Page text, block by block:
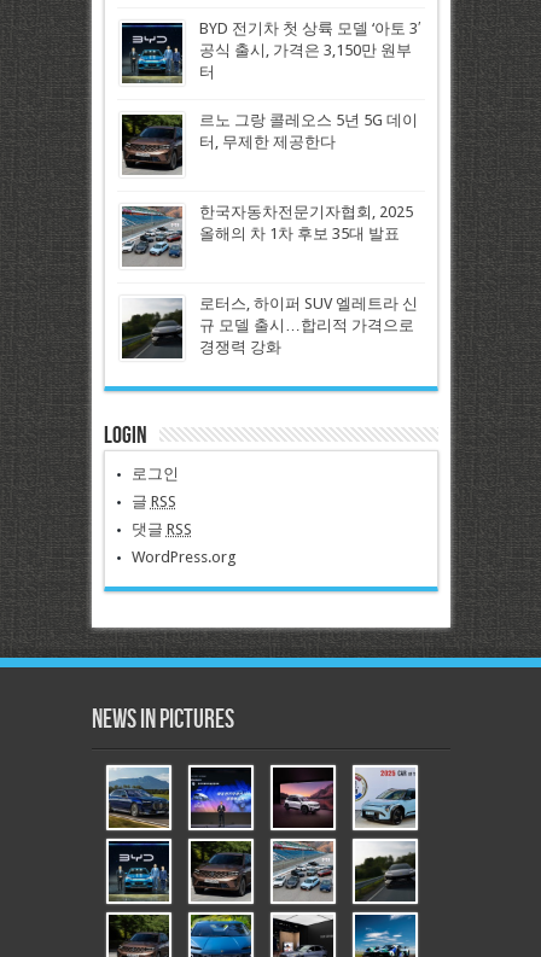
BYD 전기차 첫 상륙 모델 ‘아토 3′
공식 출시, 가격은 3,150만 원부
터
르노 그랑 콜레오스 5년 5G 데이
터, 무제한 제공한다
한국자동차전문기자협회, 2025
올해의 차 1차 후보 35대 발표
로터스, 하이퍼 SUV 엘레트라 신
규 모델 출시…합리적 가격으로
경쟁력 강화
Login
로그인
글 RSS
댓글 RSS
WordPress.org
News in Pictures